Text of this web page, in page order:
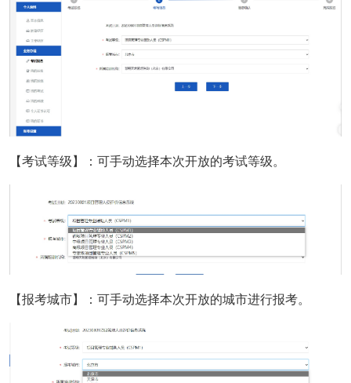
【考试等级】：可手动选择本次开放的考试等级。
【报考城市】：可手动选择本次开放的城市进行报考。